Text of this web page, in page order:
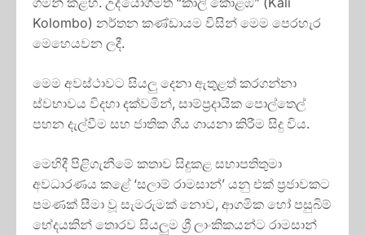
Kolombo) නර්තන කණ්ඩායම විසින් මෙම පෙරහැර
මෙහෙයවන ලදී.
මෙම අවස්ථාවට සියලු දෙනා ඇතුළත් කරගන්නා
ස්වභාවය විදහා දක්වමින්, සාම්ප්‍රදායික පොල්තෙල්
පහන දැල්වීම සහ ජාතික ගීය ගායනා කිරීම සිදු විය.
මෙහිදී පිළිගැනීමේ කතාව සිදුකළ සභාපතිතුමා
අවධාරණය කළේ ‘සලාම් රාමසාන්’ යනු එක් ප්‍රජාවකට
පමණක් සීමා වූ සැමරුමක් නොව, ආගමික හෝ පසුබිම්
භේදයකින් තොරව සියලුම ශ්‍රී ලාංකිකයන්ට රාමසාන්